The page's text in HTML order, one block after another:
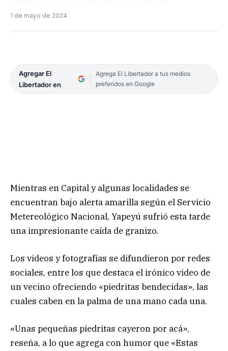
1 de mayo de 2024
Agregar El
Libertador en
Agrega El Libertador a tus medios
preferidos en Google
Mientras en Capital y algunas localidades se
encuentran bajo alerta amarilla según el Servicio
Metereológico Nacional, Yapeyú sufrió esta tarde
una impresionante caída de granizo.
Los videos y fotografías se difundieron por redes
sociales, entre los que destaca el irónico video de
un vecino ofreciendo «piedritas bendecidas», las
cuales caben en la palma de una mano cada una.
«Unas pequeñas piedritas cayeron por acá»,
reseña, a lo que agrega con humor que «Estas